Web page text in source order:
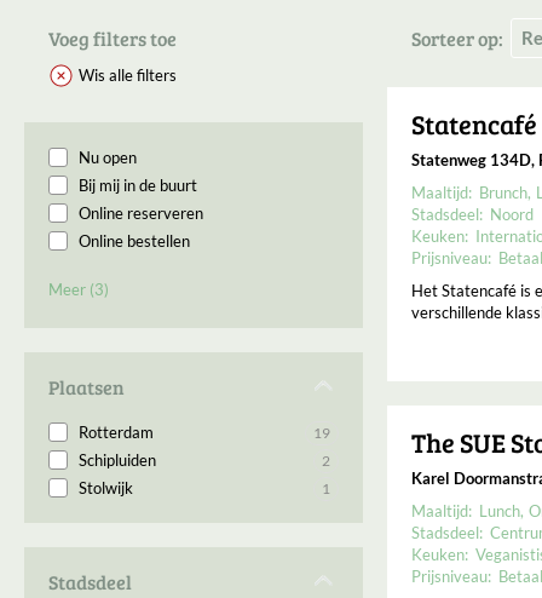
Voeg filters toe
Wis alle filters
Meer (3)
Nu open
Bij mij in de buurt
Online reserveren
Online bestellen
Binnenkort geopend
Plaatsen
Rotterdam 19
Schipluiden 2
Stolwijk 1
Stadsdeel
Sorteer op:
Statencafé
Statenweg 134D,
Maaltijd: Brunch
Stadsdeel: Noord
Keuken:
Prijsniveau:
Het Statencafé is
verschillende
The SUE
Karel
Maaltijd: Lunch
Stadsdeel:
Keuken:
Prijsniveau: